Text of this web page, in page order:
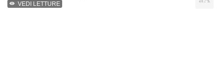
VEDI LETTURE